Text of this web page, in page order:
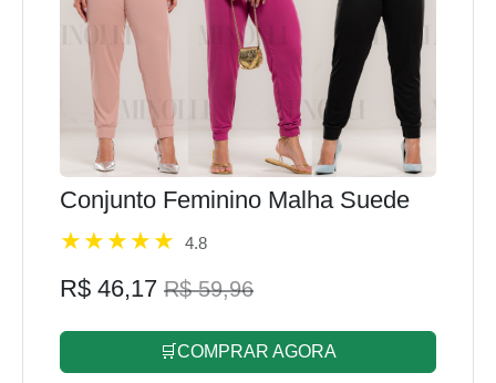
Conjunto Feminino Malha Suede
4.8
R$ 46,17 R$ 59,96
🛒COMPRAR AGORA